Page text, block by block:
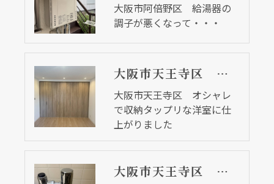
大阪市阿倍野区 給湯器の
調子が悪くなって・・・
大阪市天王寺区 オシャレで収納タップリな洋室に仕上がりました
大阪市天王寺区 オシャレ
で収納タップリな洋室に仕
上がりました
大阪市天王寺区 商業施設の共用トイレのフラッシュバルブ取替リフォーム工事